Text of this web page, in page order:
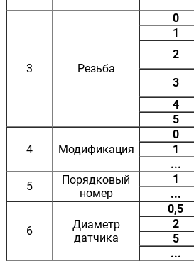
3 Резьба
0
1
2
3
4
5
4 Модификация
0
1
...
5
Порядковый
номер
1
...
6
Диаметр
датчика
0,5
2
5
...